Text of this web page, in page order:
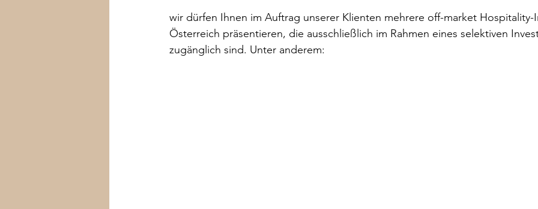
fünf Sterne Hotel Beverly Hills
wir dürfen Ihnen im Auftrag unserer Klienten mehrere off-market
Österreich präsentieren, die ausschließlich im Rahmen eines selektiven
zugänglich sind. Unter anderem: